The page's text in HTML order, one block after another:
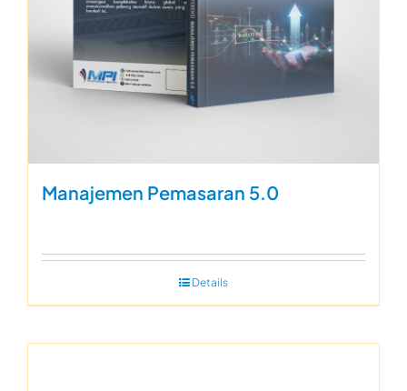
Manajemen Pemasaran 5.0
Details